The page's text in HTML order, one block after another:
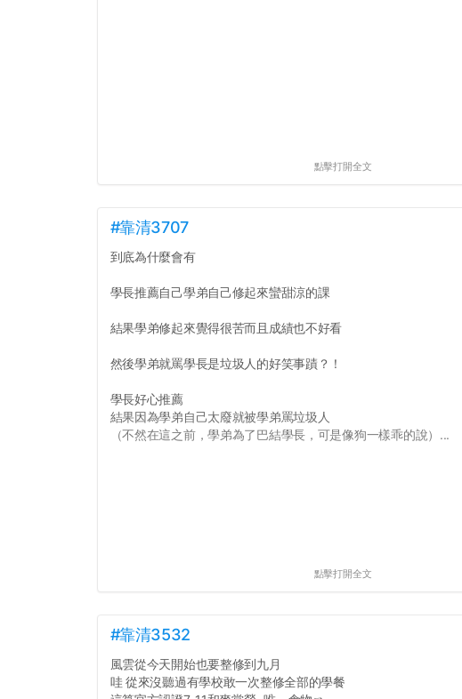
點擊打開全文
#靠清3707
到底為什麼會有
學長推薦自己學弟自己修起來蠻甜涼的課
結果學弟修起來覺得很苦而且成績也不好看
然後學弟就罵學長是垃圾人的好笑事蹟？！
學長好心推薦
結果因為學弟自己太廢就被學弟罵垃圾人
（不然在這之前，學弟為了巴結學長，可是像狗一樣乖的說）...
點擊打開全文
#靠清3532
風雲從今天開始也要整修到九月
哇 從來沒聽過有學校敢一次整修全部的學餐